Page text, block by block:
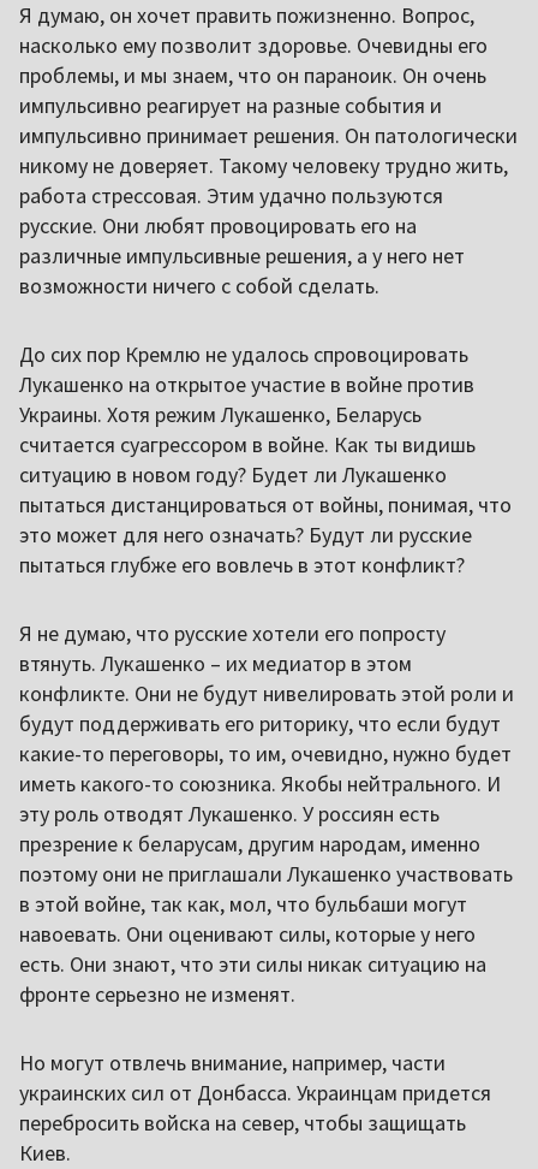
Я думаю, он хочет править пожизненно. Вопрос,
насколько ему позволит здоровье. Очевидны его
проблемы, и мы знаем, что он параноик. Он очень
импульсивно реагирует на разные события и
импульсивно принимает решения. Он патологически
никому не доверяет. Такому человеку трудно жить,
работа стрессовая. Этим удачно пользуются
русские. Они любят провоцировать его на
различные импульсивные решения, а у него нет
возможности ничего с собой сделать.
До сих пор Кремлю не удалось спровоцировать
Лукашенко на открытое участие в войне против
Украины. Хотя режим Лукашенко, Беларусь
считается суагрессором в войне. Как ты видишь
ситуацию в новом году? Будет ли Лукашенко
пытаться дистанцироваться от войны, понимая, что
это может для него означать? Будут ли русские
пытаться глубже его вовлечь в этот конфликт?
Я не думаю, что русские хотели его попросту
втянуть. Лукашенко – их медиатор в этом
конфликте. Они не будут нивелировать этой роли и
будут поддерживать его риторику, что если будут
какие-то переговоры, то им, очевидно, нужно будет
иметь какого-то союзника. Якобы нейтрального. И
эту роль отводят Лукашенко. У россиян есть
презрение к беларусам, другим народам, именно
поэтому они не приглашали Лукашенко участвовать
в этой войне, так как, мол, что бульбаши могут
навоевать. Они оценивают силы, которые у него
есть. Они знают, что эти силы никак ситуацию на
фронте серьезно не изменят.
Но могут отвлечь внимание, например, части
украинских сил от Донбасса. Украинцам придется
перебросить войска на север, чтобы защищать
Киев.